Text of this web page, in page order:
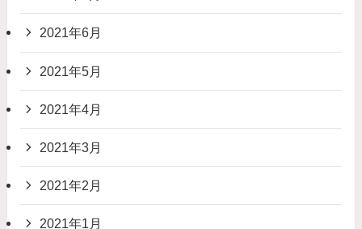
2021年6月
2021年5月
2021年4月
2021年3月
2021年2月
2021年1月